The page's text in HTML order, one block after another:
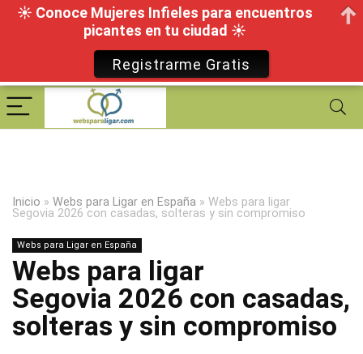
Inicio » Webs para Ligar en España » Webs para ligar
Segovia 2026 con casadas, solteras y sin compromiso
Webs para Ligar en España
Webs para ligar
Segovia 2026 con casadas,
solteras y sin compromiso
☀ Conoce Mujeres Infieles para encuentros
picantes en tu ciudad ☀
Registrarme Gratis